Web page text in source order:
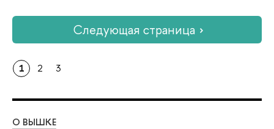
Следующая страница
1 2 3
О ВЫШКЕ